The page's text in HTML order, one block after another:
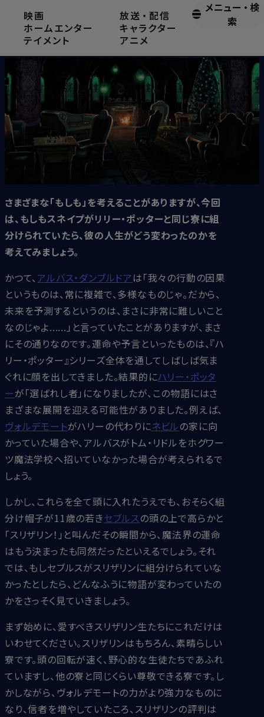
映画
ホームエンター
テイメント
放送 ・ 配信
キャラクター
アニメ
メニュー ・ 検
索
もしもスネイプがスリザリンに組分けられていなかったら？
2025.1.9
さまざまな「もしも」を考えることがありますが、今回
は、もしもスネイプがリリー・ポッターと同じ寮に組
分けられていたら、彼の人生がどう変わったのかを
考えてみましょう。
かつて、 アルバス・ダンブルドアは「我々の行動の因果
というものは、常に複雑で、多様なものじゃ。だから、
未来を予測するというのは、まさに非常に難しいこと
なのじゃよ......」と言っていたことがありますが、まさ
にその通りなのです。運命や予言といったものは、『ハ
リー・ポッター』シリーズ全体を通してしばしば気ま
ぐれに顔を出してきました。結果的にハリー・ポッタ
ーが「選ばれし者」になりましたが、この物語にはさ
まざまな展開を迎える可能性がありました。例えば、
ヴォルデモートがハリーの代わりにネビルの家に向
かっていた場合や、アルバスがトム・リドルをホグワー
ツ魔法学校へ招いていなかった場合が考えられるで
しょう。
しかし、これらを全て頭に入れたうえでも、おそらく組
分け帽子が11歳の若きセブルスの頭の上で高らかと
「スリザリン！」と叫んだその瞬間から、魔法界の運命
はもう決まったも同然だったといえるでしょう。それ
では、もしセブルスがスリザリンに組分けられていな
かったとしたら、どんなふうに物語が変わっていたの
かをさっそく見ていきましょう。
まず始めに、愛すべきスリザリン生たちにこれだけは
いわせてください。スリザリンはもちろん、素晴らしい
寮です。頭の回転が速く、野心的な生徒たちであふれ
ていますし、他の寮と同じくらい尊敬できる寮です。し
かしながら、ヴォルデモートの力がより強力なものに
なり、信者を増やしていたころ、スリザリンの評判は